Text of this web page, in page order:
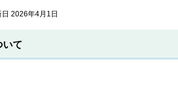
2026年4月1日
いて